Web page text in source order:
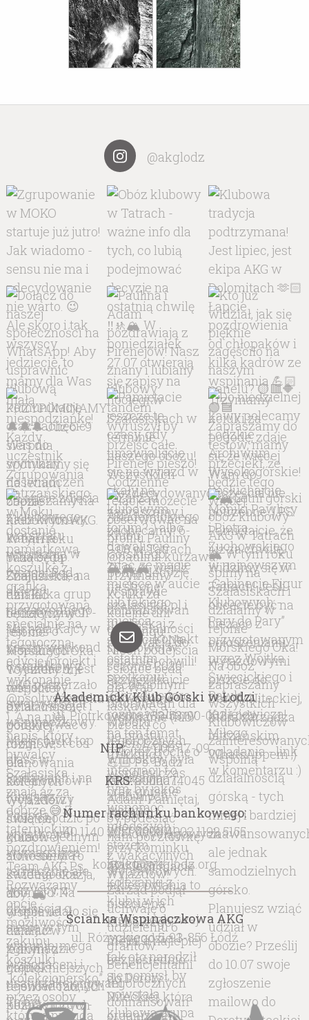
@akglodz
kontakt
Akademicki Klub Górski w Łodzi
ul. Piotrkowska 132/53, 90-062 Łódź
NIP:726-000-17-09
KRS:0000074045
Numer rachunku bankowego:
40 1140 2017 0000 4902 1192 5155
kontakt@akglodz.org
Ścianka Wspinaczkowa AKG
ul. Różyckiego 5, 93-856 Łódź